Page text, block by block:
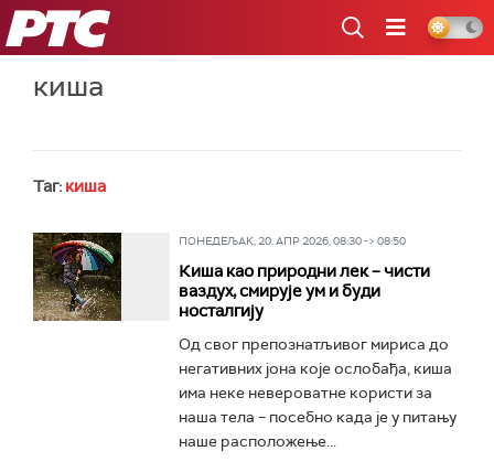
РТС
киша
Таг: киша
ПОНЕДЕЉАК, 20. АПР 2026, 08:30 -> 08:50
Киша као природни лек – чисти
ваздух, смирује ум и буди
носталгију
Од свог препознатљивог мириса до
негативних јона које ослобађа, киша
има неке невероватне користи за
наша тела – посебно када је у питању
наше расположење...